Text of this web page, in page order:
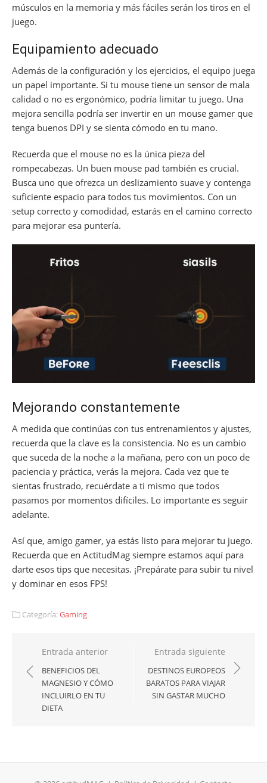
músculos en la memoria y más fáciles serán los tiros en el
juego.
Equipamiento adecuado
Además de la configuración y los ejercicios, el equipo juega
un papel importante. Si tu mouse tiene un sensor de mala
calidad o no es ergonómico, podría limitar tu juego. Una
mejora sencilla podría ser invertir en un mouse gamer que
tenga buenos DPI y se sienta cómodo en tu mano.
Recuerda que el mouse no es la única pieza del
rompecabezas. Un buen mouse pad también es crucial.
Busca uno que ofrezca un deslizamiento suave y contenga
suficiente espacio para todos tus movimientos. Con un
setup correcto y comodidad, estarás en el camino correcto
para mejorar esa puntería.
Mejorando constantemente
A medida que continúas con tus entrenamientos y ajustes,
recuerda que la clave es la consistencia. No es un cambio
que suceda de la noche a la mañana, pero con un poco de
paciencia y práctica, verás la mejora. Cada vez que te
sientas frustrado, recuérdate a ti mismo que todos
pasamos por momentos difíciles. Lo importante es seguir
adelante.
Así que, amigo gamer, ya estás listo para mejorar tu juego.
Recuerda que en ActitudMag siempre estamos aquí para
darte esos tips que necesitas. ¡Prepárate para subir tu nivel
y dominar en esos FPS!
Categoría:Gaming
Navegación
de
entradas
Entrada anterior
BENEFICIOS DEL
MAGNESIO Y CÓMO
INCLUIRLO EN TU
DIETA
Entrada siguiente
DESTINOS EUROPEOS
BARATOS PARA VIAJAR
SIN GASTAR MUCHO